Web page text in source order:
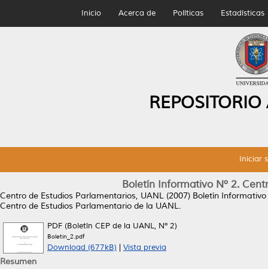
Inicio Acerca de Políticas Estadísticas
Iniciar
Boletín Informativo Nº 2.
Centro de Estudios Parlamentarios, UANL (2007) Boletín
Centro de Estudios Parlamentario de la UANL.
PDF (Boletín CEP de la UANL, Nº 2)
Boletin_2.pdf
Download (677kB) Vista previa
Resumen